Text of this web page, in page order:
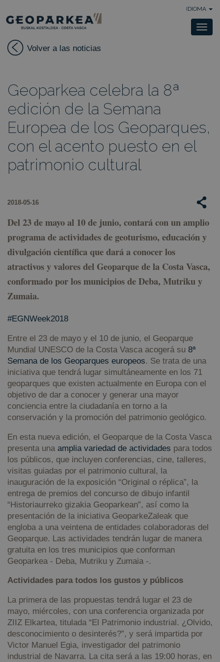
IDIOMA
Volver a las noticias
Geoparkea celebra la 8ª
edición de la Semana
Europea de los Geoparques,
con el acento puesto en el
patrimonio cultural
2018-05-16
Del 23 de mayo al 10 de junio, contará con un amplio
programa de actividades de geoturismo, educación y
divulgación científica que dará a conocer los
atractivos y valores del Geoparque de la Costa Vasca,
conformado por los municipios de Deba, Mutriku y
Zumaia.
#EGNWeek2018
Entre el 23 de mayo y el 10 de junio, el Geoparque
Mundial UNESCO de la Costa Vasca acogerá su 8ª
Semana de los Geoparques europeos. Se trata de una
iniciativa que tendrá lugar simultáneamente en los 71
geoparques que existen actualmente en Europa con el
objetivo de dar a conocer y generar una mayor
conciencia entre la ciudadanía en torno a la
conservación y la promoción del patrimonio geológico.
En esta nueva edición, el Geoparque de la Costa Vasca
presenta una amplia variedad de actividades para todos
los públicos, que incluyen conferencias, cine, talleres,
visitas guiadas por el patrimonio cultural, la
inauguración de la exposición “Original o réplica”, la
entrega de premios del concurso de dibujo infantil
“Historiaurreko gizakia Geoparkean”, así como la
presentación de la iniciativa GeoparkeZaleak que
engloba a una veintena de entidades colaboradoras del
Geoparque. Las actividades tendrán lugar de manera
gratuita en los tres municipios que conforman
Geoparkea - Deba, Mutriku y Zumaia -.
Actividades para todos los gustos y públicos
La primera de las propuestas tendrá lugar el 23 de
mayo, miércoles, con una conferencia organizada por
ZIIZ Elkartea, titulada “El Patrimonio industrial. ¿Olvido,
desconocimiento o desinterés?”, y será impartida por
Victor Manuel Egia, investigador del patrimonio
industrial de Navarra. La cita será a las 19:00 horas, en